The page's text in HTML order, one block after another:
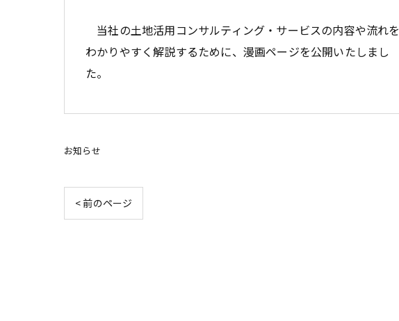
当社の土地活用コンサルティング・サービスの内容や流れを
わかりやすく解説するために、漫画ページを公開いたしまし
た。
お知らせ
< 前のページ